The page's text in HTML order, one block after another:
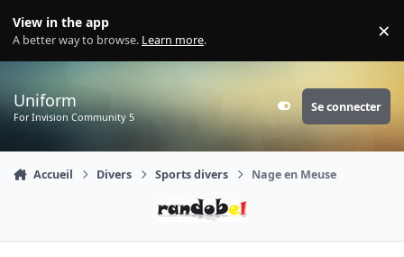
View in the app
A better way to browse. Learn more. ×
Uniform
For Invision Community 5 Customizer
Se connecter
Accueil Divers Sports divers Nage en Meuse